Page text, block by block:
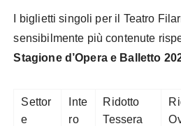
I biglietti singoli per il Teatro
sensibilmente più contenute
Stagione d’Opera e Balletto
Settor
e
Inte
ro
Ridotto
Tessera